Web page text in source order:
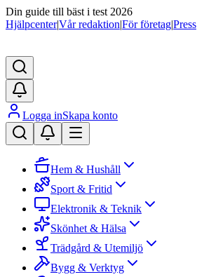
Din guide till bäst i test 2026
Hjälpcenter|Vår redaktion|För företag|Press
Logga inSkapa konto
Hem & Hushåll
Sport & Fritid
Elektronik & Teknik
Skönhet & Hälsa
Trädgård & Utemiljö
Bygg & Verktyg